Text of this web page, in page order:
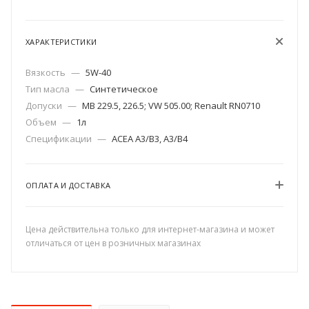
ХАРАКТЕРИСТИКИ
Вязкость — 5W-40
Тип масла — Синтетическое
Допуски — MB 229.5, 226.5; VW 505.00; Renault RN0710
Объем — 1л
Спецификации — ACEA A3/B3, A3/B4
ОПЛАТА И ДОСТАВКА
Цена действительна только для интернет-магазина и может
отличаться от цен в розничных магазинах